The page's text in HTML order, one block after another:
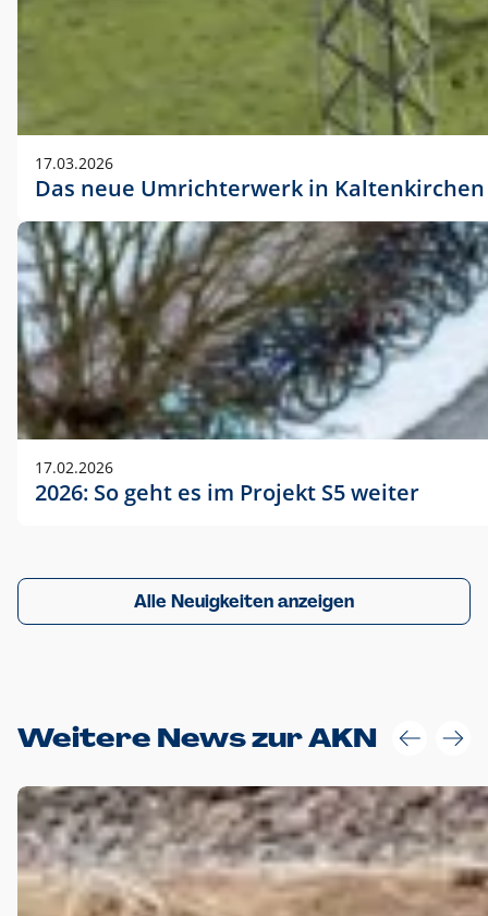
17.03.2026
Das neue Umrichterwerk in Kaltenkirchen
17.02.2026
2026: So geht es im Projekt S5 weiter
Alle Neuigkeiten anzeigen
Weitere News zur AKN